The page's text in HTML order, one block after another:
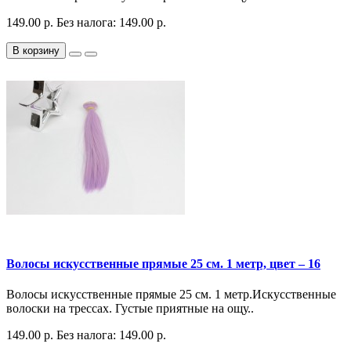
149.00 р. Без налога: 149.00 р.
В корзину
Волосы искусственные прямые 25 см. 1 метр, цвет – 16
Волосы искусственные прямые 25 см. 1 метр.Искусственные
волоски на трессах. Густые приятные на ощу..
149.00 р. Без налога: 149.00 р.